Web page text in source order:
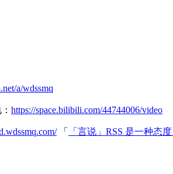
a/wdssmq
https://space.bilibili.com/44744006/video
「 「言说」RSS 是一种态度